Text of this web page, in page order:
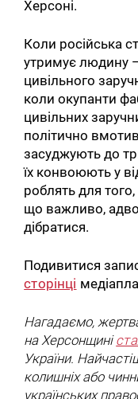
Херсоні.
Коли російська
утримує людину
цивільного
коли окупанти
цивільних
політично
засуджують до
їх конвоюють у
роблять для
що важливо,
дібратися.
Подивитися
сторінці
Нагадаємо,
на Херсонщині
України.
колишніх або
українських